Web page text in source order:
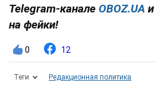
Telegram-канале OBOZ.UA и
на фейки!
0 12
Теги Редакционная политика